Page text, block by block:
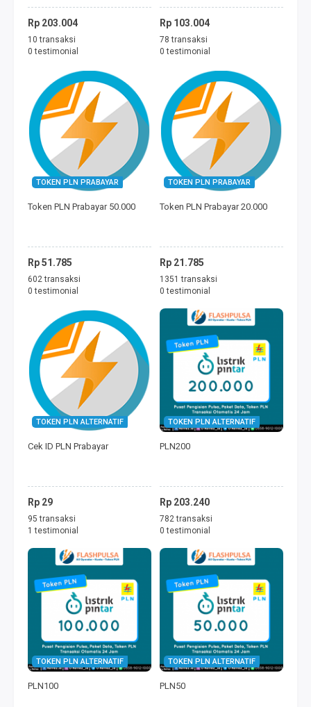
Rp 203.004
10 transaksi
0 testimonial
Rp 103.004
78 transaksi
0 testimonial
TOKEN PLN PRABAYAR
Token PLN Prabayar 50.000
Rp 51.785
602 transaksi
0 testimonial
TOKEN PLN PRABAYAR
Token PLN Prabayar 20.000
Rp 21.785
1351 transaksi
0 testimonial
TOKEN PLN ALTERNATIF
Cek ID PLN Prabayar
Rp 29
95 transaksi
1 testimonial
TOKEN PLN ALTERNATIF
PLN200
Rp 203.240
782 transaksi
0 testimonial
TOKEN PLN ALTERNATIF
PLN100
TOKEN PLN ALTERNATIF
PLN50